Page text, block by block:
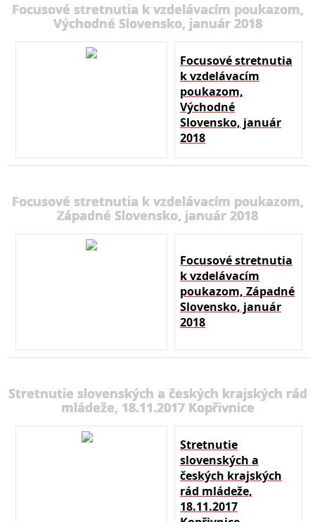
Focusové stretnutia k vzdelávacím poukazom,
Východné Slovensko, január 2018
Focusové stretnutia
k vzdelávacím
poukazom,
Východné
Slovensko, január
2018
Focusové stretnutia k vzdelávacím poukazom,
Západné Slovensko, január 2018
Focusové stretnutia
k vzdelávacím
poukazom, Západné
Slovensko, január
2018
Stretnutie slovenských a českých krajských rád
mládeže, 18.11.2017 Kopřivnice
Stretnutie
slovenských a
českých krajských
rád mládeže,
18.11.2017